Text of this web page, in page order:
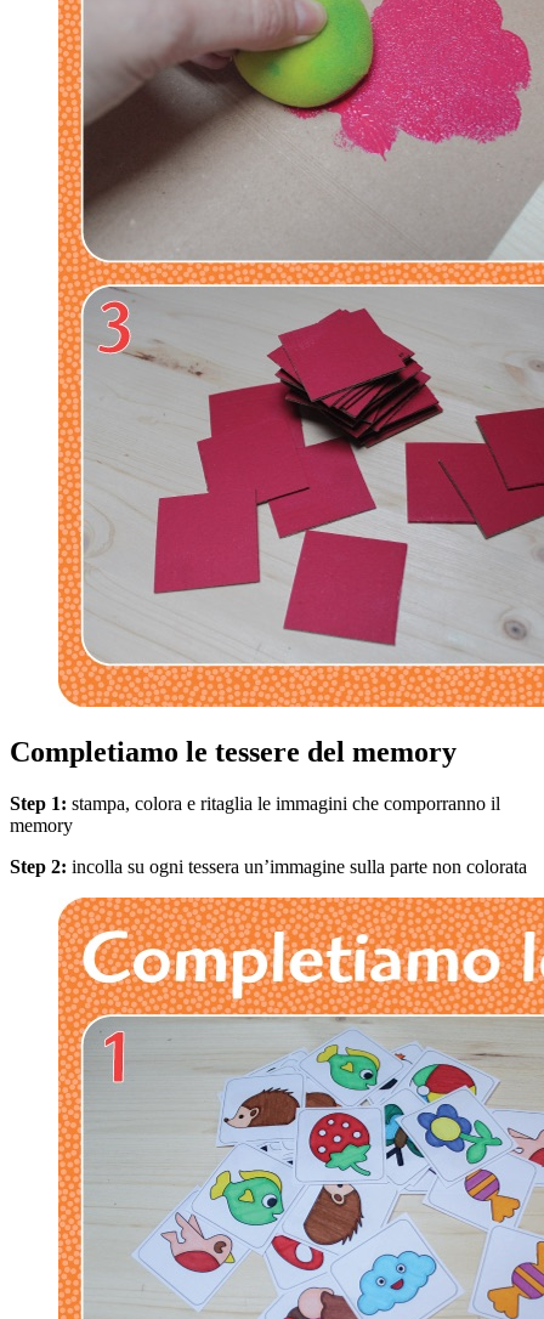
Completiamo le tessere del memory
Step 1: stampa, colora e ritaglia le immagini che comporranno il
memory
Step 2: incolla su ogni tessera un’immagine sulla parte non colorata